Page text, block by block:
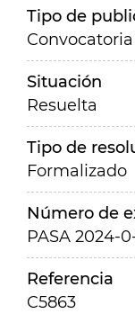
Tipo de
Situación
Resuelta
Tipo de
Formalizado
Número de
PASA 2024-
Referencia
C5863